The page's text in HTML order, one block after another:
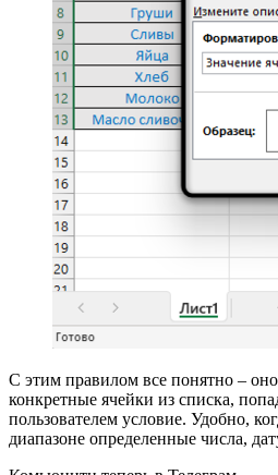
Хоть правила и называются
«Последние 10…»,